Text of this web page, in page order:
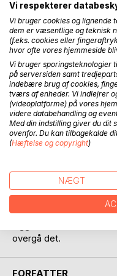
BESKRIVELSE
Excel til andet end
og mere almindelige -
Om at gøre regnearket
Om nye ideer, sjove
I denne omgang gælder
ja, Excel kan sagtens
og ikke kun anvendes
og at fordybe sig i
smånørdede verden.
masser af sjove
stadig - ligesom de
overgå det.
FORFATTER
Vi respekterer
Vi bruger cookies og lignende
dem er væsentlige og teknisk
(f.eks. cookies eller
hvor ofte vores hjemmeside
Vi bruger sporingsteknologier
på serversiden samt
indebære brug af cookies,
tværs af enheder. Vi indlejrer
(videoplatforme) på vores
videre databehandling og
Med din indstilling giver du dit
ovenfor. Du kan tilbagekalde
(Hæftelse og copyright)
NÆGT